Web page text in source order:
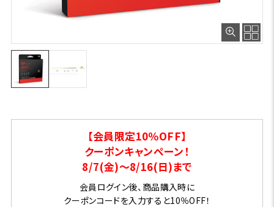
【会員限定10％OFF】
クーポンキャンペーン！
8/7(金)～8/16(日)まで
会員ログイン後、商品購入時に
クーポンコードを入力すると10％OFF！